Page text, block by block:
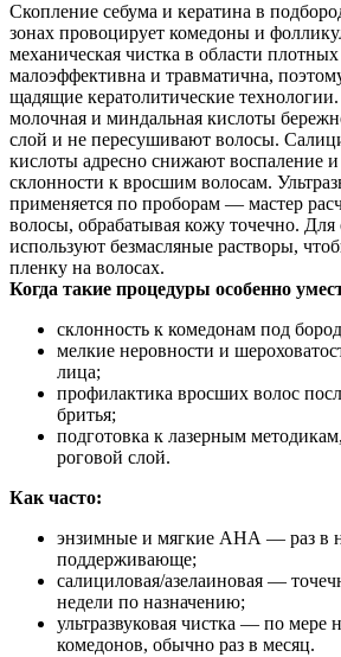
Скопление себума и кератина в
зонах провоцирует комедоны и
механическая чистка в области
малоэффективна и травматична,
щадящие кератолитические
молочная и миндальная кислоты
слой и не пересушивают волосы.
кислоты адресно снижают воспаление и
склонности к вросшим волосам.
применяется по проборам — мастер
волосы, обрабатывая кожу точечно.
используют безмасляные растворы,
пленку на волосах.
Когда такие процедуры особенно
склонность к комедонам под
мелкие неровности и
лица;
профилактика вросших волос
бритья;
подготовка к лазерным
роговой слой.
Как часто:
энзимные и мягкие АНА — раз в
поддерживающе;
салициловая/азелаиновая —
недели по назначению;
ультразвуковая чистка — по мере
комедонов, обычно раз в месяц.